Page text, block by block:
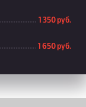
1 350 руб.
1 650 руб.